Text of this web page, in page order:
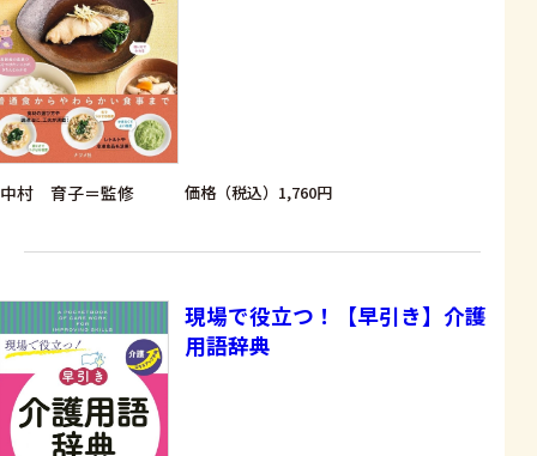
中村 育子＝監修 価格（税込）1,760円
現場で役立つ！【早引き】介護
用語辞典